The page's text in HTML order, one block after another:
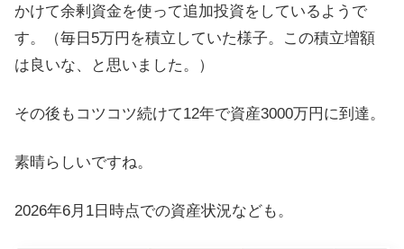
かけて余剰資金を使って追加投資をしているようで
す。（毎日5万円を積立していた様子。この積立増額
は良いな、と思いました。）
その後もコツコツ続けて12年で資産3000万円に到達。
素晴らしいですね。
2026年6月1日時点での資産状況なども。